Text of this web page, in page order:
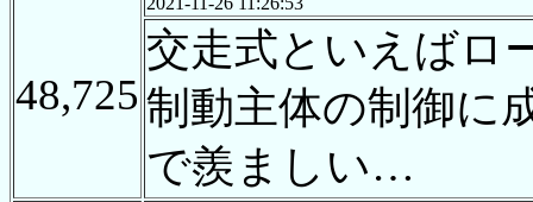
48,725
交走式といえばロ
制動主体の制御に
で羨ましい…